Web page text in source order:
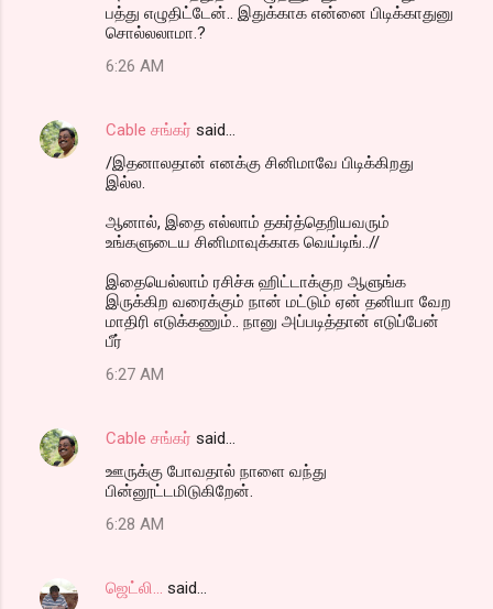
பத்து எழுதிட்டேன்.. இதுக்காக என்னை பிடிக்காதுனு
சொல்லலாமா.?
6:26 AM
Cable சங்கர் said…
/இதனாலதான் எனக்கு சினிமாவே பிடிக்கிறது
இல்ல.
ஆனால், இதை எல்லாம் தகர்த்தெறியவரும்
உங்களுடைய சினிமாவுக்காக வெய்டிங்..//
இதையெல்லாம் ரசிச்சு ஹிட்டாக்குற ஆளுங்க
இருக்கிற வரைக்கும் நான் மட்டும் ஏன் தனியா வேற
மாதிரி எடுக்கணும்.. நானு அப்படித்தான் எடுப்பேன்
பீர்
6:27 AM
Cable சங்கர் said…
ஊருக்கு போவதால் நாளை வந்து
பின்னூட்டமிடுகிறேன்.
6:28 AM
ஜெட்லி...
said…